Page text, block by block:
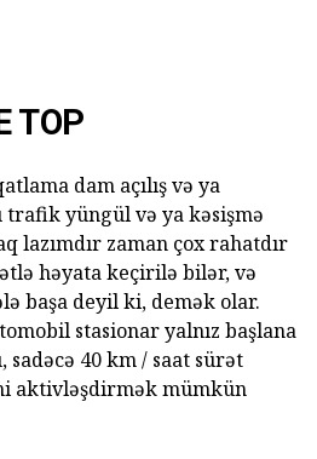
TOP
dam açılış və ya
trafik yüngül və ya kəsişmə
lazımdır zaman çox rahatdır
həyata keçirilə bilər, və
başa deyil ki, demək olar.
stasionar yalnız başlana
sadəcə 40 km / saat sürət
aktivləşdirmək mümkün